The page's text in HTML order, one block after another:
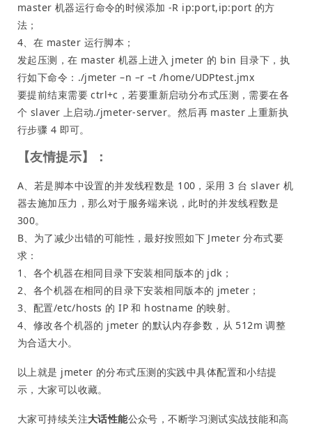
master 机器运行命令的时候添加 -R ip:port,ip:port 的方
法；
4、在 master 运行脚本；
发起压测，在 master 机器上进入 jmeter 的 bin 目录下，执
行如下命令：./jmeter –n –r –t /home/UDPtest.jmx
要提前结束需要 ctrl+c，若要重新启动分布式压测，需要在各
个 slaver 上启动./jmeter-server。然后再 master 上重新执
行步骤 4 即可。
【友情提示】：
A、若是脚本中设置的并发线程数是 100，采用 3 台 slaver 机
器去施加压力，那么对于服务端来说，此时的并发线程数是
300。
B、为了减少出错的可能性，最好按照如下 Jmeter 分布式要
求：
1、各个机器在相同目录下安装相同版本的 jdk；
2、各个机器在相同的目录下安装相同版本的 jmeter；
3、配置/etc/hosts 的 IP 和 hostname 的映射。
4、修改各个机器的 jmeter 的默认内存参数，从 512m 调整
为合适大小。
以上就是 jmeter 的分布式压测的实践中具体配置和小结提
示，大家可以收藏。
大家可持续关注大话性能公众号，不断学习测试实战技能和高